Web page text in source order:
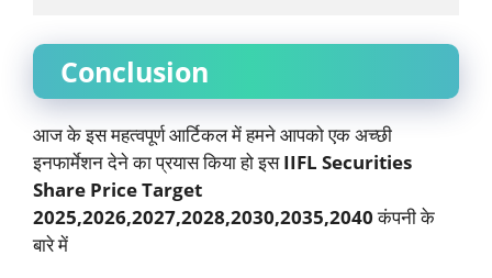
Conclusion
आज के इस महत्वपूर्ण आर्टिकल में हमने आपको एक अच्छी
इनफार्मेशन देने का प्रयास किया हो इसIIFL Securities
Share Price Target
2025,2026,2027,2028,2030,2035,2040कंपनी के
बारे में